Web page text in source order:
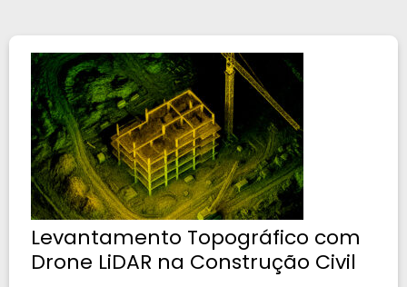
Levantamento Topográfico com
Drone LiDAR na Construção Civil